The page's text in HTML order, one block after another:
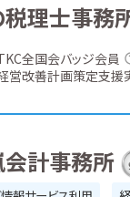
理士事務
全国会バッジ会員
営改善計画策定支援
計事務所